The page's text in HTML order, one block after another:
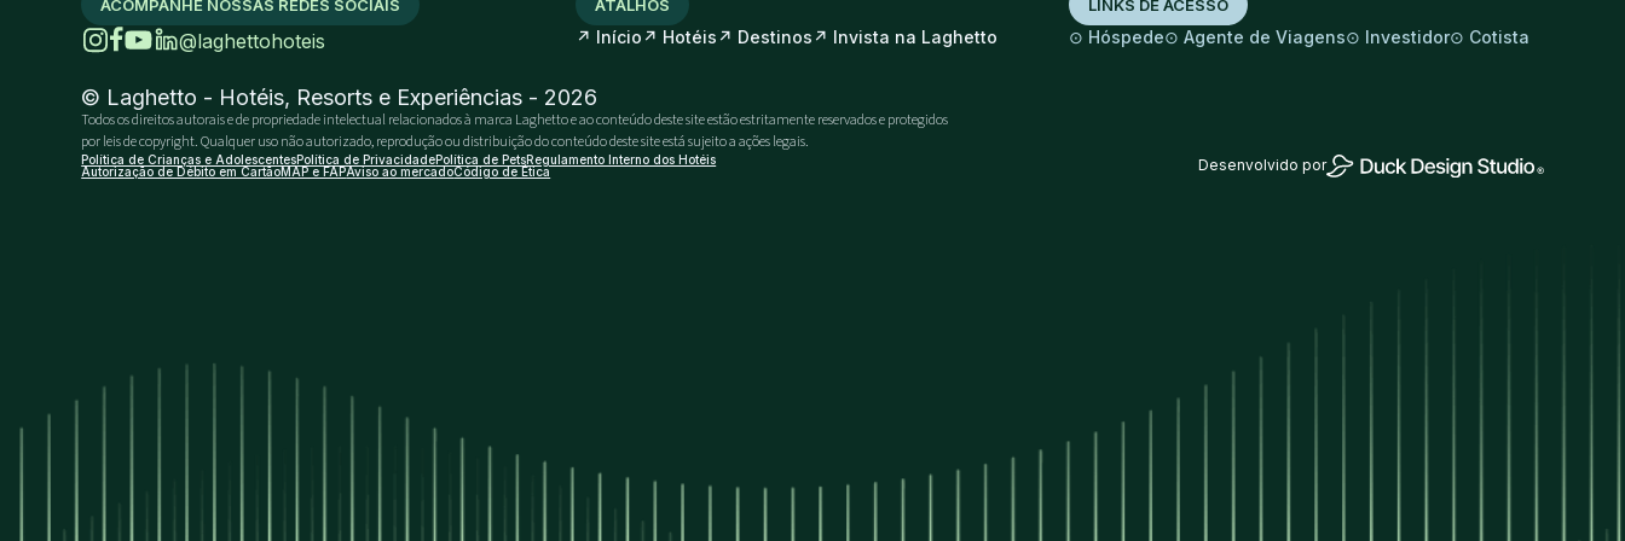
ACOMPANHE NOSSAS REDES SOCIAIS
@laghettohoteis
ATALHOS
↗ Início ↗ Hotéis ↗ Destinos ↗ Invista na Laghetto
LINKS DE ACESSO
⊙ Hóspede⊙ Agente de Viagens⊙ Investidor⊙ Cotista
© Laghetto - Hotéis, Resorts e Experiências - 2026
Todos os direitos autorais e de propriedade intelectual relacionados à marca Laghetto e ao conteúdo deste site estão estritamente reservados e protegidos
por leis de copyright. Qualquer uso não autorizado, reprodução ou distribuição do conteúdo deste site está sujeito a ações legais.
Política de Crianças e AdolescentesPolítica de PrivacidadePolítica de PetsRegulamento Interno dos Hotéis
Autorização de Débito em CartãoMAP e FAPAviso ao mercadoCódigo de Ética Desenvolvido por